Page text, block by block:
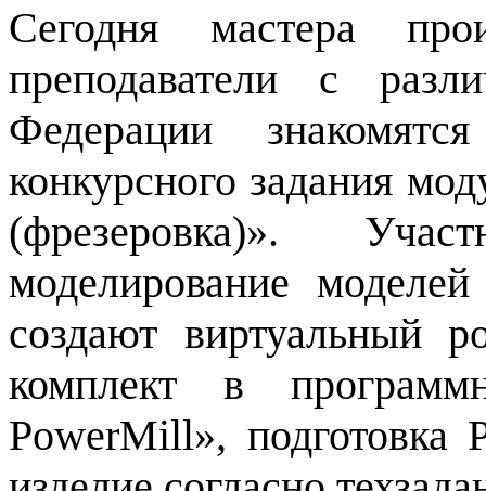
Сегодня мастера
преподаватели с
Федерации
конкурсного задания
(фрезеровка)».
моделирование
создают виртуальный
комплект в
PowerMill»,